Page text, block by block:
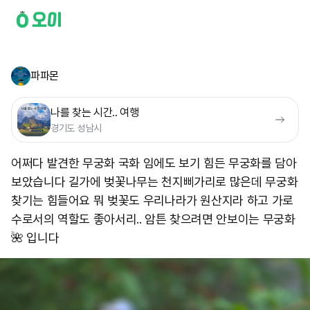
파파몬
나를 찾는 시간.. 여행
경기도 성남시
어쩌다 발견한 무궁화 국화 임에도 보기 힘든 무궁화를 담아
보았습니다 길가에 벚꽃나무는 천지삐가리로 많은데 무궁화
찾기는 힘들어요 뭐 벚꽃도 우리나라가 원산지라 하고 가로
수로서의 역할도 좋아서리.. 암튼 찾으려면 안보이는 무궁화
🌺 입니다